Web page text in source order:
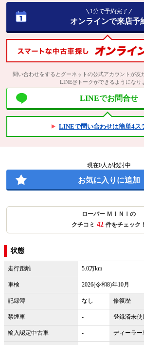
1分で予約完了
オンラインで来店予
問い合わせをするとグーネットの公式アカウントが友
LINE@トークができるようになり
LINEでお問合せ
LINEで問い合わせは簡単4ス
現在0人が検討中
お気に入りに追加
ローバー ＭＩＮＩの
クチコミ 42 件をチェック！
状態
走行距離 5.0万km
車検 2026(令和8)年10月
記録簿 なし 修復歴
禁煙車 - 登録済未使
輸入認定中古車 - ディーラー